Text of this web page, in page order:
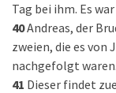
Tag bei ihm. Es
40Andreas, der
zweien, die es
nachgefolgt waren.
41 Dieser findet